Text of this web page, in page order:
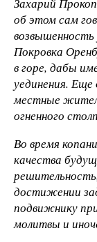
об этом сам
возвышенность
Покровка
в горе, дабы
уединения. Еще
местные
огненного
Во время
качества
достижении
подвижнику
молитвы и